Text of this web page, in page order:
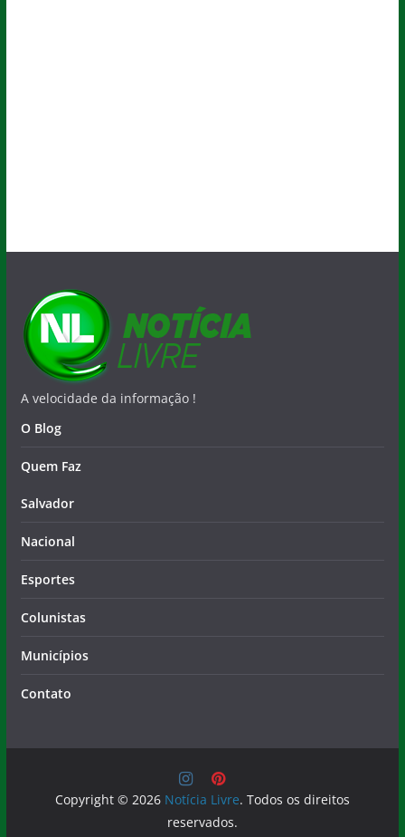
A velocidade da informação !
O Blog
Quem Faz
Nacional
Esportes
Colunistas
Municípios
Contato
Copyright © 2026Notícia Livre. Todos os direitos
reservados.
Tema:ColorMag por ThemeGrill. Powered byWordPress